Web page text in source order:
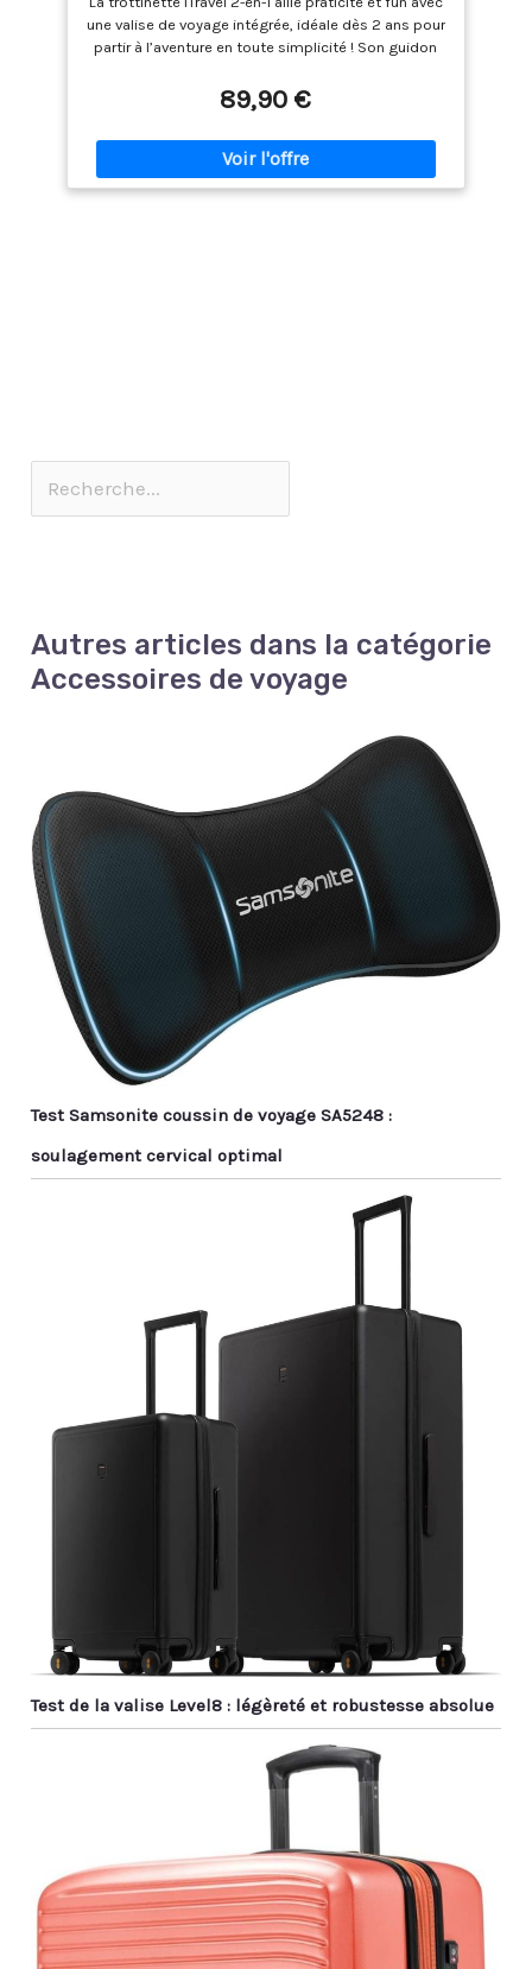
Bagage à Main iTravel Rose
une valise de voyage intégrée, idéale dès 2 ans pour
partir à l’aventure en toute simplicité ! Son guidon
confort à chaque balade, parfaite pour les sorties
ou le trajet vers l’école. Cette trottinette se
transforme facilement en valise compacte, conçue
pour durer — la solution idéale pour voyager léger !
Type de trottinette : tricycle, trottinette d’équilibre ;
89,90 €
Autres articles dans la catégorie
Accessoires de voyage
Test Samsonite coussin de voyage SA5248 :
soulagement cervical optimal
Test de la valise Level8 : légèreté et robustesse absolue